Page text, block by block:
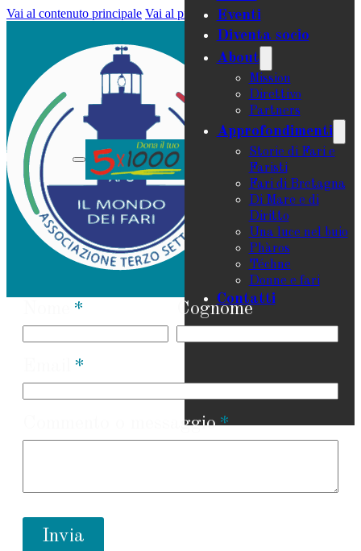
Vai al contenuto principale Vai al piè di pagina
Eventi
Diventa socio
About
Mission
Direttivo
Partners
Approfondimenti
Storie di Fari e
Faristi
Fari di Bretagna
Di Mare e di
Diritto
Una luce nel buio
Phàros
Téchne
Donne e fari
Contatti
Cognome
Commento o messaggio
Invia